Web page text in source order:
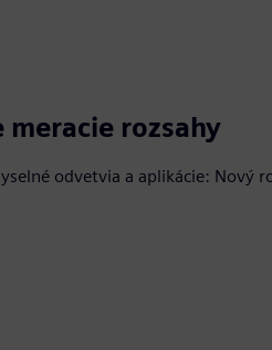
meracie rozsahy
odvetvia a aplikácie: Nový